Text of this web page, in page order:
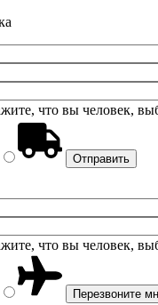
что вы человек,
что вы человек,